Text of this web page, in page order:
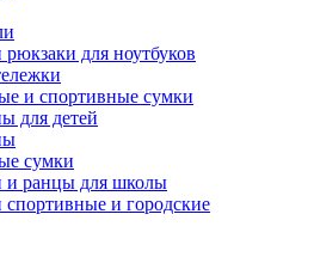
для ноутбуков
и спортивные сумки
для детей
сумки
и ранцы для школы
спортивные и городские